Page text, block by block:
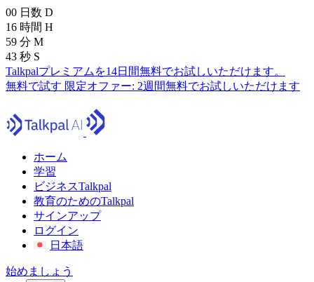
00 日数 D
16 時間 H
59 分 M
41 秒 S
Talkpalプレミアムを14日間無料でお試しいただけます。
無料で試す 限定オファー: 2週間無料でお試しいただけます
ホーム
学習
ビジネスTalkpal
教育のためのTalkpal
サインアップ
ログイン
日本語
始めましょう